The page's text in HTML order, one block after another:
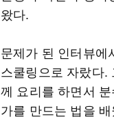
왔다.
문제가 된 인터뷰에
스쿨링으로 자랐다.
께 요리를 하면서
가를 만드는 법을